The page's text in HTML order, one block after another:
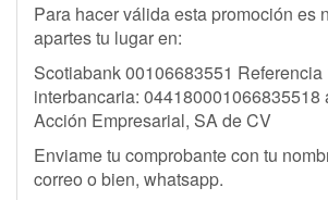
Para hacer válida esta promoción es
apartes tu lugar en:
Scotiabank 00106683551
interbancaria: 044180001066835518
Acción Empresarial, SA de CV
Enviame tu comprobante con tu
correo o bien, whatsapp.